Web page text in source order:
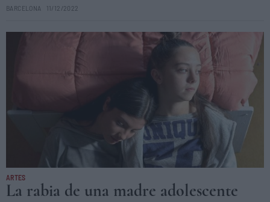
BARCELONA 11/12/2022
ARTES
La rabia de una madre adolescente